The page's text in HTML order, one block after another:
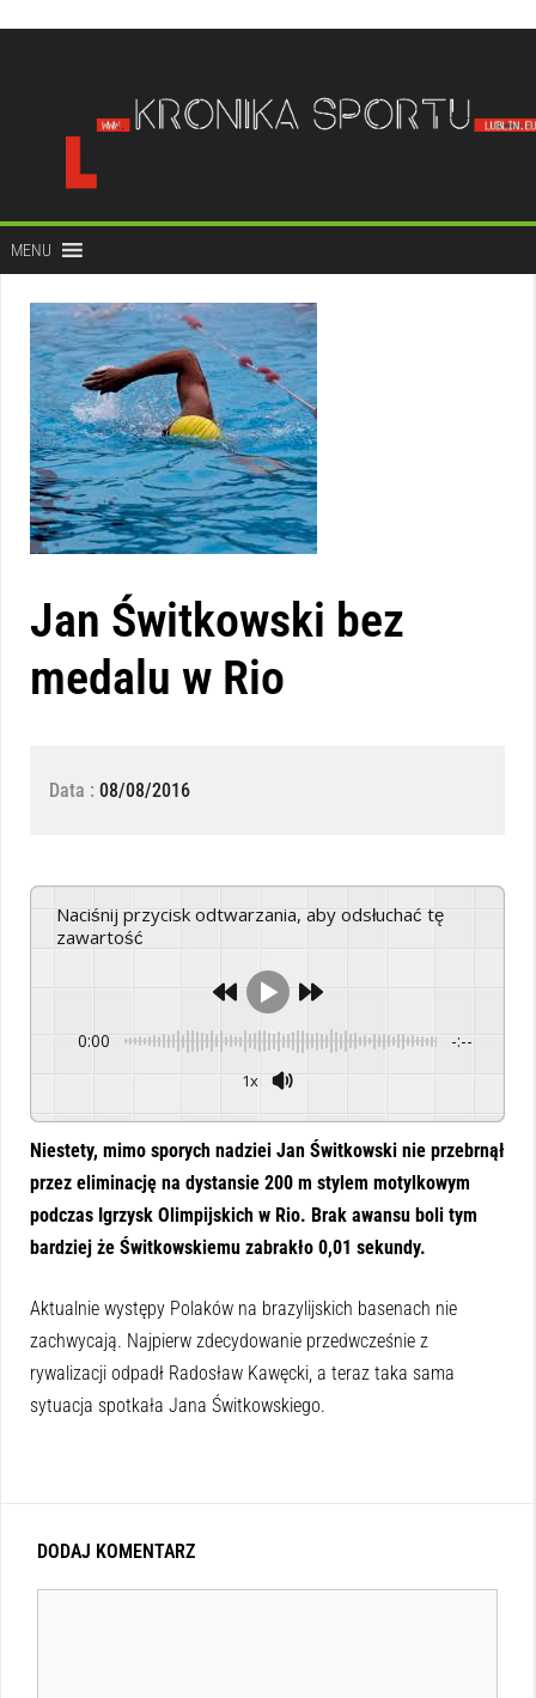
treści
MENU
Jan Świtkowski bez
medalu w Rio
Data : 08/08/2016
Naciśnij przycisk odtwarzania, aby odsłuchać tę
zawartość
0:00 -:--
1x
Niestety, mimo sporych nadziei Jan Świtkowski nie przebrnął
przez eliminację na dystansie 200 m stylem motylkowym
podczas Igrzysk Olimpijskich w Rio. Brak awansu boli tym
bardziej że Świtkowskiemu zabrakło 0,01 sekundy.
Aktualnie występy Polaków na brazylijskich basenach nie
zachwycają. Najpierw zdecydowanie przedwcześnie z
rywalizacji odpadł Radosław Kawęcki, a teraz taka sama
sytuacja spotkała Jana Świtkowskiego.
DODAJ KOMENTARZ